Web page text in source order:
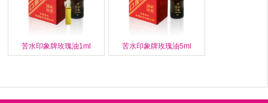
苦水印象牌玫瑰油1ml 苦水印象牌玫瑰油5ml